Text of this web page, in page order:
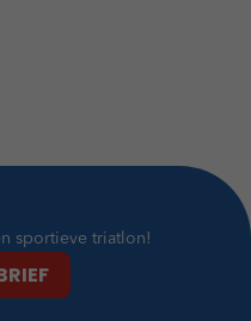
sportieve triatlon!